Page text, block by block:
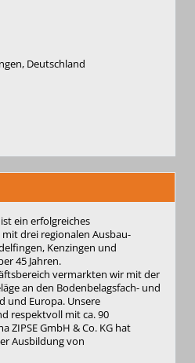
Deutschland
ist ein erfolgreiches
drei regionalen Ausbau-
Kenzingen und
45 Jahren.
vermarkten wir mit der
an den Bodenbelagsfach- und
und Europa. Unsere
respektvoll mit ca. 90
ZIPSE GmbH & Co. KG hat
Ausbildung von